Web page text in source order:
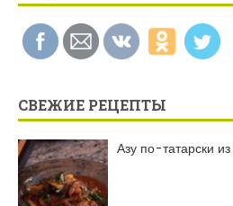
СВЕЖИЕ РЕЦЕПТЫ
Азу по-татарски